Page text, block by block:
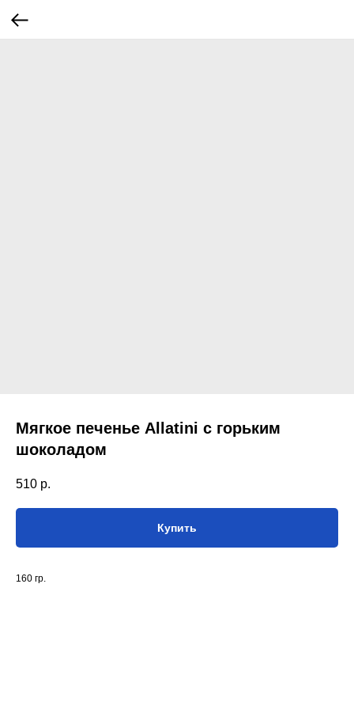
Мягкое печенье Allatini с горьким
шоколадом
510 р.
Купить
160 гр.